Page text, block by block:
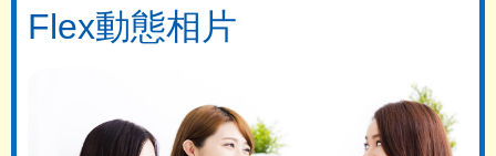
Flex動態相片